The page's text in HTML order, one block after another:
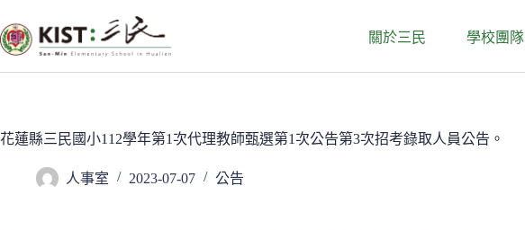
至
主
要
關於三民 學校團隊
花蓮縣三民國小112學年第1次代理教師甄選第1次公告第3次招考錄取人員公告。
人事室 2023-07-07 公告